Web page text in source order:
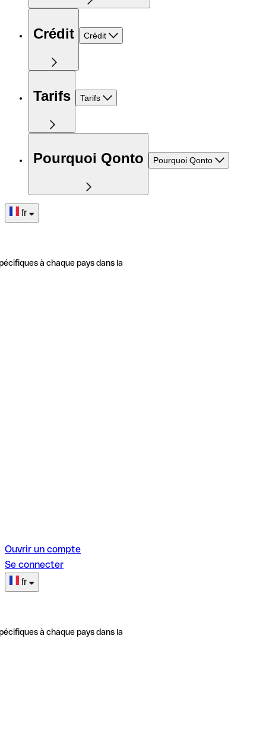
Crédit Crédit
Tarifs Tarifs
Pourquoi Qonto Pourquoi Qonto
fr
à chaque pays dans la
Ouvrir un compte
Se connecter
fr
à chaque pays dans la